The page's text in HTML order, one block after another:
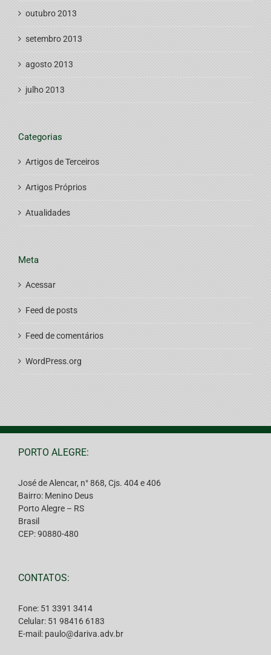
outubro 2013
setembro 2013
agosto 2013
julho 2013
Categorias
Artigos de Terceiros
Artigos Próprios
Atualidades
Meta
Acessar
Feed de posts
Feed de comentários
WordPress.org
PORTO ALEGRE:
José de Alencar, n° 868, Cjs. 404 e 406
Bairro: Menino Deus
Porto Alegre – RS
Brasil
CEP: 90880-480
CONTATOS:
Fone: 51 3391 3414
Celular: 51 98416 6183
E-mail: paulo@dariva.adv.br